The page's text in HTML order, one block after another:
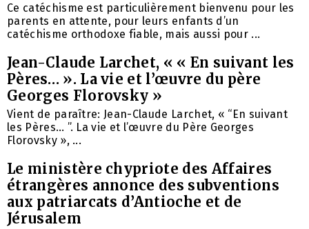
Ce catéchisme est particulièrement bienvenu pour les
parents en attente, pour leurs enfants d’un
catéchisme orthodoxe fiable, mais aussi pour ...
Jean-Claude Larchet, « « En suivant les
Pères… ». La vie et l’œuvre du père
Georges Florovsky »
Vient de paraître: Jean-Claude Larchet, « “En suivant
les Pères… ”. La vie et l’œuvre du Père Georges
Florovsky », ...
Le ministère chypriote des Affaires
étrangères annonce des subventions
aux patriarcats d’Antioche et de
Jérusalem